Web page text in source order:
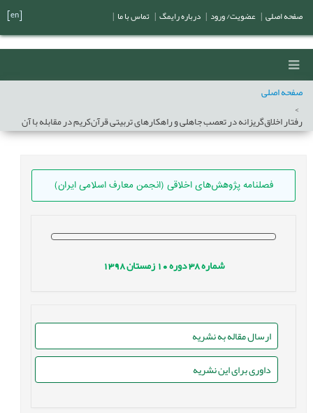
صفحه اصلی
رفتار اخلاق‌گریزانه در تعصب جاهلی و راهکارهای تربیتی قرآن‌کریم در مقابله با آن
فصلنامه پژوهش‌های اخلاقی (انجمن معارف اسلامی ایران)
شماره38 دوره10 زمستان1398
ارسال مقاله به نشریه
داوری برای این نشریه
صفحه اصلی عضویت/ ورود درباره رایمگ تماس با ما